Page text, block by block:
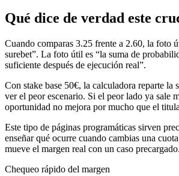
Qué dice de verdad este
Cuando comparas 3.25 frente a 2.60, la foto
surebet”. La foto útil es “la suma de
suficiente después de ejecución real”.
Con stake base 50€, la calculadora reparte la
ver el peor escenario. Si el peor lado ya sale
oportunidad no mejora por mucho que el
Este tipo de páginas programáticas sirven
enseñar qué ocurre cuando cambias una
mueve el margen real con un caso precargado.
Chequeo rápido del margen